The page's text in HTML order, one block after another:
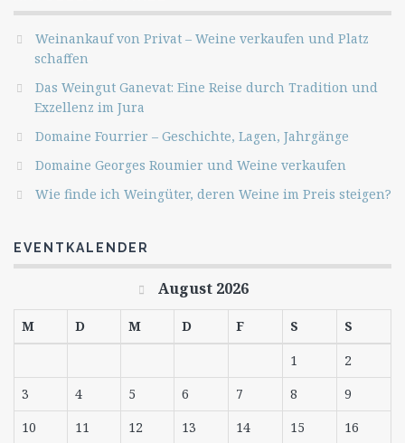
Weinankauf von Privat – Weine verkaufen und Platz
schaffen
Das Weingut Ganevat: Eine Reise durch Tradition und
Exzellenz im Jura
Domaine Fourrier – Geschichte, Lagen, Jahrgänge
Domaine Georges Roumier und Weine verkaufen
Wie finde ich Weingüter, deren Weine im Preis steigen?
EVENTKALENDER
August 2026
M D M D F S
S
1
2
3
4 5 6 7 8
9
10
11 12 13 14 15
16